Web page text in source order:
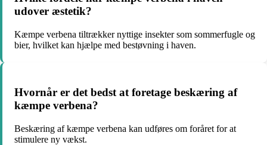
udover æstetik?
Kæmpe verbena tiltrækker nyttige insekter som sommerfugle og
bier, hvilket kan hjælpe med bestøvning i haven.
Hvornår er det bedst at foretage beskæring af
kæmpe verbena?
Beskæring af kæmpe verbena kan udføres om foråret for at
stimulere ny vækst.